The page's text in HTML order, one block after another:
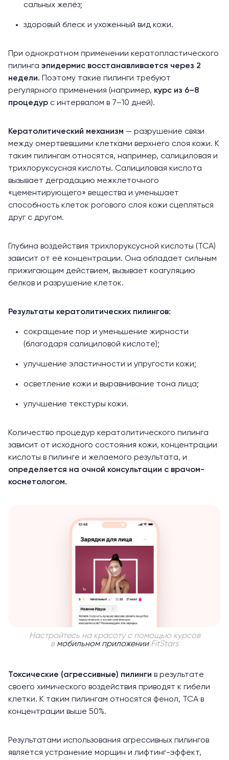
сальных желёз;
здоровый блеск и ухоженный вид кожи.
При однократном применении кератопластического
пилинга эпидермис восстанавливается через 2
недели.
Поэтому такие пилинги требуют
регулярного применения (например, курс из 6–8
процедур с интервалом в 7–10 дней).
Кератолитический механизм — разрушение связи
между омертвевшими клетками верхнего слоя кожи. К
таким пилингам относятся, например, салициловая и
трихлоруксусная кислоты. Салициловая кислота
вызывает деградацию межклеточного
«цементирующего» вещества и уменьшает
способность клеток рогового слоя кожи сцепляться
друг с другом.
Глубина воздействия трихлоруксусной кислоты (ТСА)
зависит от её концентрации. Она обладает сильным
прижигающим действием, вызывает коагуляцию
белков и разрушение клеток.
Результаты кератолитических пилингов:
сокращение пор и уменьшение жирности
(благодаря салициловой кислоте);
улучшение эластичности и упругости кожи;
осветление кожи и выравнивание тона лица;
улучшение текстуры кожи.
Количество процедур кератолитического пилинга
зависит от исходного состояния кожи, концентрации
кислоты в пилинге и желаемого результата, и
определяется на очной консультации с врачом-
косметологом.
Настройтесь на красоту с помощью курсов
в мобильном приложении FitStars
Токсические (агрессивные) пилинги в результате
своего химического воздействия приводят к гибели
клетки. К таким пилингам относятся фенол, ТСА в
концентрации выше 50%.
Результатами использования агрессивных пилингов
является устранение морщин и лифтинг-эффект,